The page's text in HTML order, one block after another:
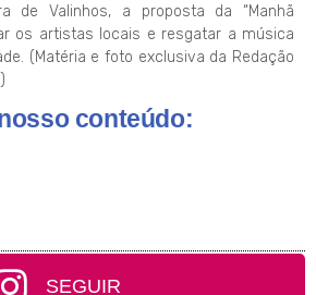
de Valinhos, a proposta da “Manhã
os artistas locais e resgatar a música
(Matéria e foto exclusiva da Redação
conteúdo:
SEGUIR